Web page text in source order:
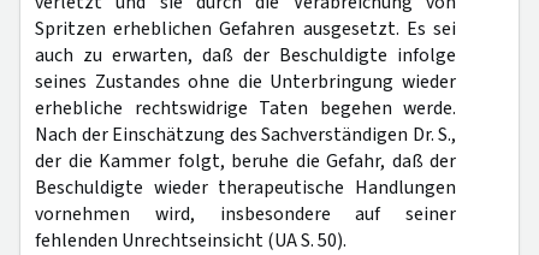
Spritzen erheblichen Gefahren ausgesetzt. Es sei
auch zu erwarten, daß der Beschuldigte infolge
seines Zustandes ohne die Unterbringung wieder
erhebliche rechtswidrige Taten begehen werde.
Nach der Einschätzung des Sachverständigen Dr. S.,
der die Kammer folgt, beruhe die Gefahr, daß der
Beschuldigte wieder therapeutische Handlungen
vornehmen wird, insbesondere auf seiner
fehlenden Unrechtseinsicht (UA S. 50).